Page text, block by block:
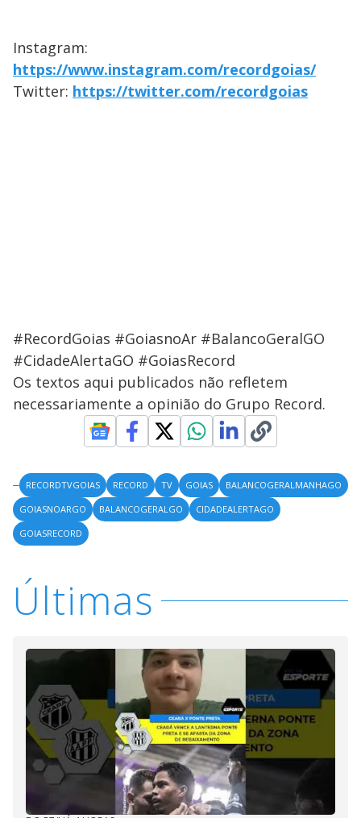
Instagram:
https://www.instagram.com/recordgoias/
Twitter: https://twitter.com/recordgoias
#RecordGoias #GoiasnoAr #BalancoGeralGO
#CidadeAlertaGO #GoiasRecord
Os textos aqui publicados não refletem
necessariamente a opinião do Grupo Record.
RECORDTVGOIAS RECORD TV GOIAS
BALANCOGERALMANHAGO
GOIASNOARGO
BALANCOGERALGO
CIDADEALERTAGO
GOIASRECORD
Últimas